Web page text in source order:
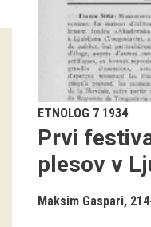
Virtualni sprehodi
Razstavni projekti
Napovednik
Arhiv razstav
dogodki
Koledar
ETNOLOG 7 1934
Prvi
plesov v
Maksim Gaspari